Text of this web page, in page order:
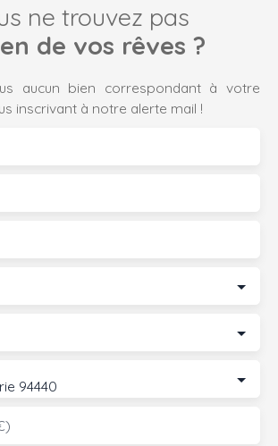
ne trouvez pas
de vos rêves ?
aucun bien correspondant à votre
inscrivant à notre alerte mail !
94440